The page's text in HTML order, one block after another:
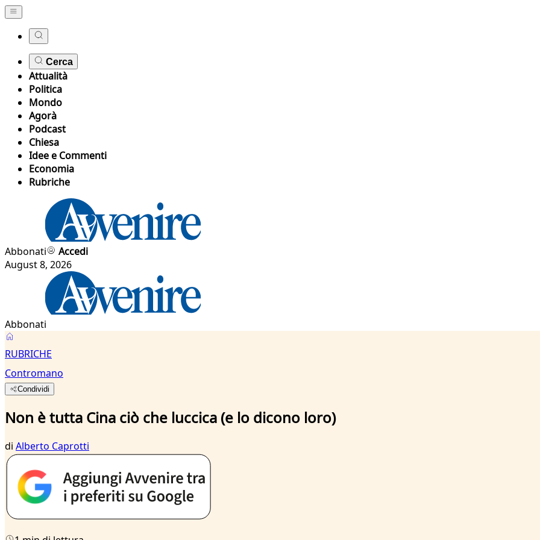
Cerca
Attualità
Politica
Mondo
Agorà
Podcast
Chiesa
Idee e Commenti
Economia
Rubriche
Abbonati
Accedi
August 8, 2026
Abbonati
RUBRICHE
Contromano
Condividi
Non è tutta Cina ciò che luccica (e lo dicono loro)
di Alberto Caprotti